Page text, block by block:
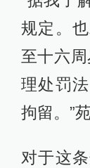
规定。
至十六周
理处罚
拘留。”
对于这